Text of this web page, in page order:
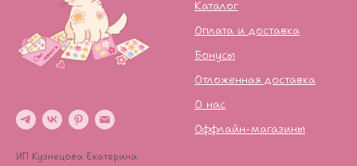
ИП Кузнецова Екатерина
Каталог
Оплата и доставка
Бонусы
Отложенная доставка
О нас
Оффлайн-магазины